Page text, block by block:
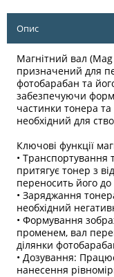
Опис
Магнітний вал
призначений для
фотобарабан та
забезпечуючи
частинки тонера
необхідний для
Ключові функції
• Транспортування
притягує тонер з
переносить його
• Заряджання
необхідний
• Формування
променем, вал
ділянки
• Дозування:
нанесення